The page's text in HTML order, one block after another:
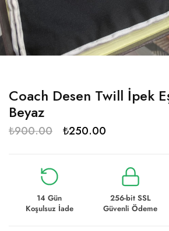
Coach Desen Twill İpek
Beyaz
₺900.00 ₺250.00
14 Gün
Koşulsuz İade
256-bit SSL
Güvenli Ödeme